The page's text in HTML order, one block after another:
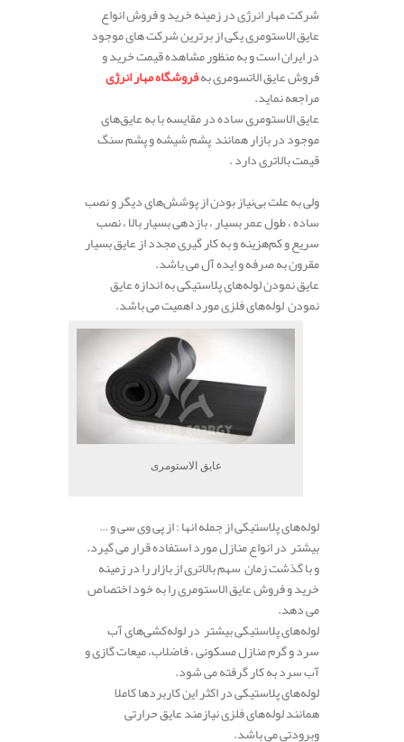
شرکت مهار انرژی در زمینه خرید و فروش انواع
عایق الاستومری یکی از برترین شرکت های موجود
در ایران است و به منظور مشاهده قیمت خرید و
فروش عایق الاتسومری بهفروشگاه مهار انرژی
مراجعه نماید.
عایق الاستومری ساده در مقایسه با به عایق‌های
موجود در بازار همانند پشم شیشه و پشم سنگ
قیمت بالاتری دارد .
ولی به علت بی‌نیاز بودن از پوشش‌های دیگر و نصب
ساده ، طول عمر بسیار ، بازدهی بسیار بالا ، نصب
سریع و کم‌هزینه و به کار گیری مجدد از عایق بسیار
مقرون به صرفه و ایده آل می باشد.
عایق نمودن لوله‌های پلاستیکی به اندازه عایق
نمودن لوله‌های فلزی مورد اهمیت می باشد.
عایق الاستومری
لوله‌های پلاستیکی از جمله انها : از پی وی سی و …
بیشتر در انواع منازل مورد استفاده قرار می گیرد.
و با گذشت زمان سهم بالاتری از بازار را در زمینه
خرید و فروش عایق الاستومری را به خود اختصاص
می دهد.
لوله‌های پلاستیکی بیشتر در لوله‌کشی‌های آب
سرد و گرم منازل مسکونی ، فاضلاب، میعات گازی و
آب سرد به کار گرفته می شود.
لوله‌های پلاستیکی در اکثر این کاربردها کاملا
همانند لوله‌های فلزی نیازمند عایق حرارتی
وبرودتی می باشد.